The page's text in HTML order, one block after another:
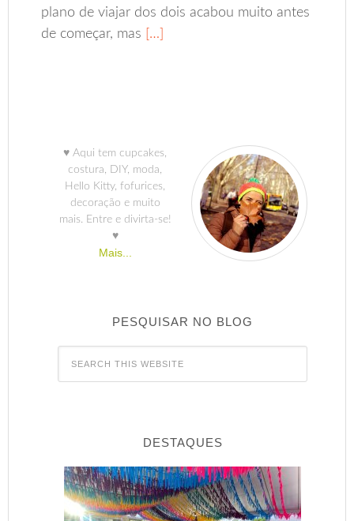
plano de viajar dos dois acabou muito antes
de começar, mas […]
♥ Aqui tem cupcakes,
costura, DIY, moda,
Hello Kitty, fofurices,
decoração e muito
mais. Entre e divirta-se!
♥
Mais...
PESQUISAR NO BLOG
DESTAQUES